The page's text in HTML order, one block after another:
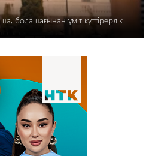
болашағынан үміт күттірерлік